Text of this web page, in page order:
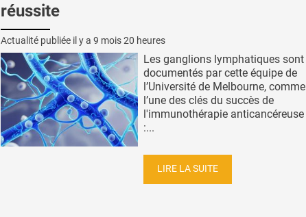
réussite
Actualité publiée il y a 9 mois 20 heures
Les ganglions lymphatiques sont
documentés par cette équipe de
l’Université de Melbourne, comme
l’une des clés du succès de
l'immunothérapie anticancéreuse
:...
LIRE LA SUITE